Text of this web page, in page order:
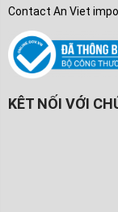
Contact An Viet
KÊT NỐI VỚI